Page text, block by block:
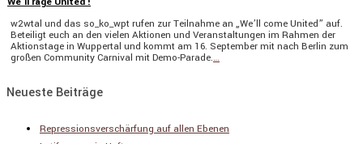
w2wtal und das so_ko_wpt rufen zur Teilnahme an „We’ll come United” auf.
Betei­ligt euch an den vielen Aktionen und Veran­stal­tungen im Rahmen der
Aktions­tage in Wuppertal und kommt am 16. September mit nach Berlin zum
großen Commu­nity Carnival mit Demo-Parade.…
Neueste Beiträge
Repressionsverschärfung auf allen Ebenen